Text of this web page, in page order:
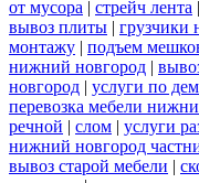
от мусора | стрейч лента |
вывоз плиты | грузчики
монтажу | подъем
нижний новгород |
новгород | услуги по
перевозка мебели
речной | слом | услуги
нижний новгород
вывоз старой мебели |